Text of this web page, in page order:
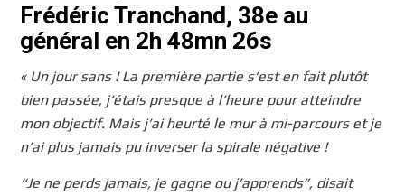
Frédéric Tranchand, 38e au
général en 2h 48mn 26s
« Un jour sans ! La première partie s’est en fait plutôt
bien passée, j’étais presque à l’heure pour atteindre
mon objectif. Mais j’ai heurté le mur à mi-parcours et je
n’ai plus jamais pu inverser la spirale négative !
“Je ne perds jamais, je gagne ou j’apprends”, disait